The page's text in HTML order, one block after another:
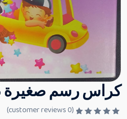
كراس رسم صغيرة 16 ورقة منترا
(
0